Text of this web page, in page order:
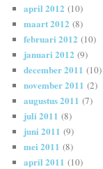
april 2012 (10)
maart 2012 (8)
februari 2012 (10)
januari 2012 (9)
december 2011 (10)
november 2011 (2)
augustus 2011 (7)
juli 2011 (8)
juni 2011 (9)
mei 2011 (8)
april 2011 (10)